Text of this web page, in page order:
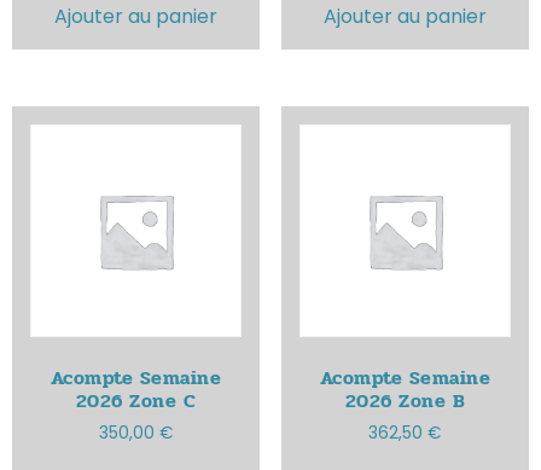
Ajouter au panier Ajouter au panier
Acompte Semaine
2026Zone C
350,00€
Acompte Semaine
2026Zone B
362,50€